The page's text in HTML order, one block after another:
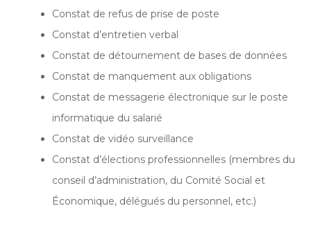
Constat de refus de prise de poste
Constat d’entretien verbal
Constat de détournement de bases de données
Constat de manquement aux obligations
Constat de messagerie électronique sur le poste
informatique du salarié
Constat de vidéo surveillance
Constat d’élections professionnelles (membres du
conseil d’administration, du Comité Social et
Économique, délégués du personnel, etc.)